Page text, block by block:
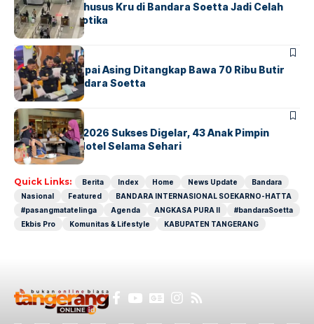
Ketika Jalur Khusus Kru di Bandara Soetta Jadi Celah
Sindikat Narkotika
BANDARA BERITA
Kopilot Maskapai Asing Ditangkap Bawa 70 Ribu Butir
Ekstasi di Bandara Soetta
BERITAINDEX
GM For A Day 2026 Sukses Digelar, 43 Anak Pimpin
Operasional Hotel Selama Sehari
Quick Links: Berita Index Home News Update
Bandara
Nasional
Featured
BANDARA INTERNASIONAL SOEKARNO-HATTA
#pasangmatatelinga
Agenda ANGKASA PURA II
#bandaraSoetta
Ekbis Pro
Komunitas & Lifestyle KABUPATEN TANGERANG